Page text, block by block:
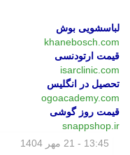
لباسشویی بوش
khanebosch.com
قیمت ارتودنسی
isarclinic.com
تحصیل در انگلیس
ogoacademy.com
قیمت روز گوشی
snappshop.ir
13:45 - 21 مهر 1404